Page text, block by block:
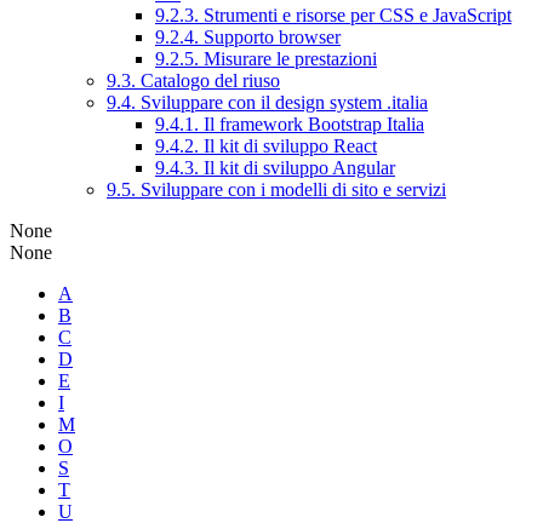
9.2.3. Strumenti e risorse per CSS e JavaScript
9.2.4. Supporto browser
9.2.5. Misurare le prestazioni
9.3. Catalogo del riuso
9.4. Sviluppare con il design system .italia
9.4.1. Il framework Bootstrap Italia
9.4.2. Il kit di sviluppo React
9.4.3. Il kit di sviluppo Angular
9.5. Sviluppare con i modelli di sito e servizi
None
None
A
B
C
D
E
I
M
O
S
T
U